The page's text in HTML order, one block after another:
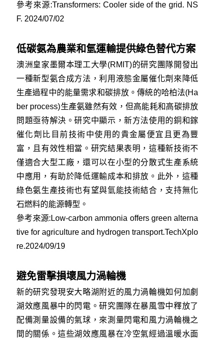
參考來源:Transformers: Cooler side of the grid. NS
F. 2024/07/02
低碳氨為農業和氫運輸提供綠色替代方案
澳洲皇家墨爾本理工大學(RMIT)的研究團隊開發出
一種新型氨合成方法，利用液態金屬催化劑來降低
生產過程中的能量需求和碳排放。傳統的哈柏法(Ha
ber process)生產氨雖然有效，但高能耗和高碳排放
問題亟待解決。研究中顯示，新方法使用的銅和鎵
催化劑比目前技術中使用的貴金屬便宜且更為豐
富，且有效性相當。研究結果表明，這種新技術不
僅適合大型工廠，還可以在小型的分散式生產系統
中應用，有助於降低運輸成本和排放。此外，這種
綠色氨生產技術也有望與氫能技術結合，支持無化
石燃料的能源轉型。
參考來源:Low-carbon ammonia offers green alterna
tive for agriculture and hydrogen transport.TechXplo
re.2024/09/19
避免雷擊損壞風力渦輪機
新的研究發現安大略湖附近的風力渦輪機如何加劇
湖效應風暴中的閃電。研究團隊在暴風雪中釋放了
配備測量設備的氣球，來測量閃電和風力渦輪機之
間的關係。這些湖效應風暴在冷空氣經過溫暖水面